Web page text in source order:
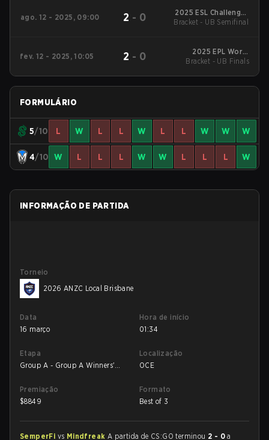
ago. 12 - 2025, 09:00 2 - 0
2025 ESL Challenger
League Season 50:
Bracket - UB Semifinal
fev. 12 - 2025, 10:05 2 - 0
2025 EPL World
Series: Oceania
Bracket - UB Finals
FORMULÁRIO
5/10 L W L L W L L W W W
4/10 W L L L W W L L L W
INFORMAÇÃO DE PARTIDA
Torneio
2026 ANZC Local Brisbane
Data
16 março
Hora de início
01:34
Etapa
Group A - Group A Winners'
Localização
OCE
Premiação
$8849
Formato
Best of 3
SemperFi vs Mindfreak A partida de CS:GO terminou 2 - 0 a